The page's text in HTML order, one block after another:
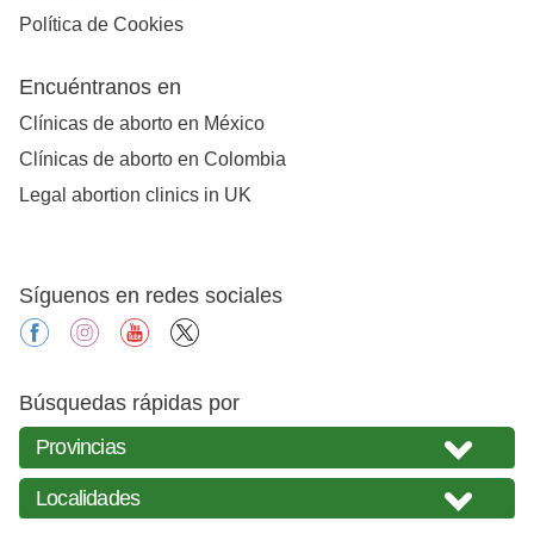
Política de Cookies
Encuéntranos en
Clínicas de aborto en México
Clínicas de aborto en Colombia
Legal abortion clinics in UK
Síguenos en redes sociales
facebookinstagramyoutube
Búsquedas rápidas por